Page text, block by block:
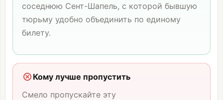
соседнюю Сент-Шапель, с которой бывшую
тюрьму удобно объединить по единому
билету.
Кому лучше пропустить
Смело пропускайте эту